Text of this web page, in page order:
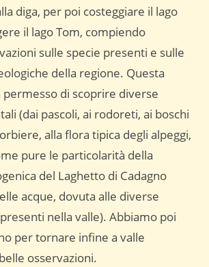
diga, per poi costeggiare il lago
il lago Tom, compiendo
sulle specie presenti e sulle
della regione. Questa
permesso di scoprire diverse
(dai pascoli, ai rodoreti, ai boschi
alla flora tipica degli alpeggi,
pure le particolarità della
del Laghetto di Cadagno
acque, dovuta alle diverse
nella valle). Abbiamo poi
per tornare infine a valle
osservazioni.